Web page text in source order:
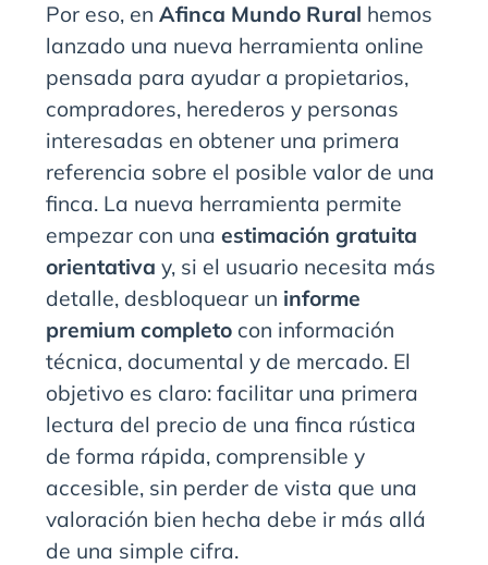
Por eso, en Afinca Mundo Rural hemos
lanzado una nueva herramienta online
pensada para ayudar a propietarios,
compradores, herederos y personas
interesadas en obtener una primera
referencia sobre el posible valor de una
finca. La nueva herramienta permite
empezar con una estimación gratuita
orientativa y, si el usuario necesita más
detalle, desbloquear un informe
premium completo con información
técnica, documental y de mercado. El
objetivo es claro: facilitar una primera
lectura del precio de una finca rústica
de forma rápida, comprensible y
accesible, sin perder de vista que una
valoración bien hecha debe ir más allá
de una simple cifra.